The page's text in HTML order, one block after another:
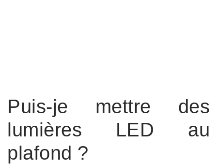
Puis-je mettre des
lumières LED au
plafond ?